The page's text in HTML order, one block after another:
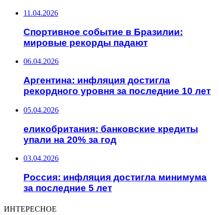
11.04.2026
Спортивное событие в Бразилии:
мировые рекорды падают
06.04.2026
Аргентина: инфляция достигла
рекордного уровня за последние 10 лет
05.04.2026
еликобритания: банковские кредиты
упали на 20% за год
03.04.2026
Россия: инфляция достигла минимума
за последние 5 лет
ИНТЕРЕСНОЕ